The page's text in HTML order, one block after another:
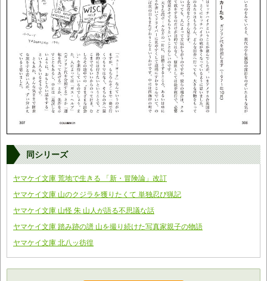
同シリーズ
ヤマケイ文庫 荒地で生きる 「新・冒険論」改訂
ヤマケイ文庫 山のクジラを獲りたくて 単独忍び猟記
ヤマケイ文庫 山怪 朱 山人が語る不思議な話
ヤマケイ文庫 踏み跡の譜 山を撮り続けた写真家親子の物語
ヤマケイ文庫 北八ッ彷徨